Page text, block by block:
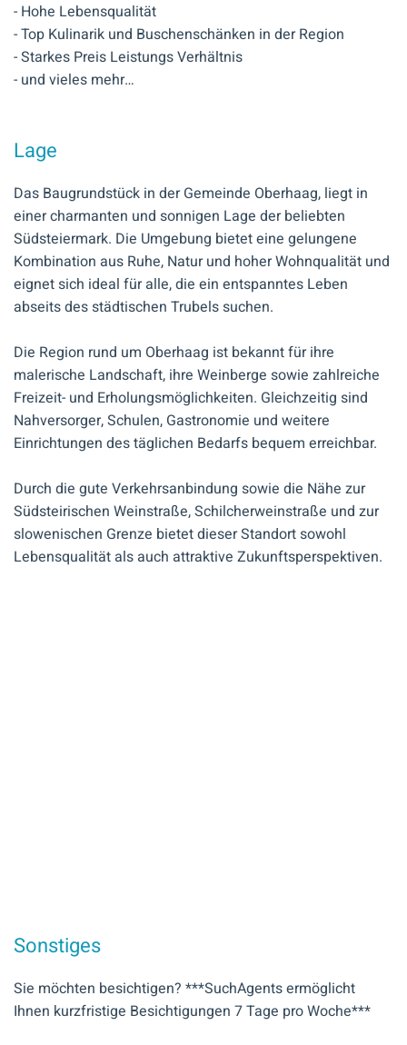
- Hohe Lebensqualität
- Top Kulinarik und Buschenschänken in der Region
- Starkes Preis Leistungs Verhältnis
- und vieles mehr…
Lage
Das Baugrundstück in der Gemeinde Oberhaag, liegt in
einer charmanten und sonnigen Lage der beliebten
Südsteiermark. Die Umgebung bietet eine gelungene
Kombination aus Ruhe, Natur und hoher Wohnqualität und
eignet sich ideal für alle, die ein entspanntes Leben
abseits des städtischen Trubels suchen.
Die Region rund um Oberhaag ist bekannt für ihre
malerische Landschaft, ihre Weinberge sowie zahlreiche
Freizeit- und Erholungsmöglichkeiten. Gleichzeitig sind
Nahversorger, Schulen, Gastronomie und weitere
Einrichtungen des täglichen Bedarfs bequem erreichbar.
Durch die gute Verkehrsanbindung sowie die Nähe zur
Südsteirischen Weinstraße, Schilcherweinstraße und zur
slowenischen Grenze bietet dieser Standort sowohl
Lebensqualität als auch attraktive Zukunftsperspektiven.
Sonstiges
Sie möchten besichtigen? ***SuchAgents ermöglicht
Ihnen kurzfristige Besichtigungen 7 Tage pro Woche***